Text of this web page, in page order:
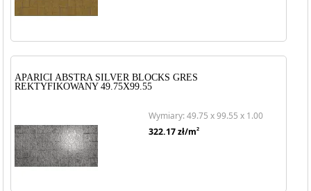
APARICI ABSTRA SILVER BLOCKS GRES
REKTYFIKOWANY 49.75X99.55
Wymiary: 49.75 x 99.55 x 1.00
322.17zł/m2